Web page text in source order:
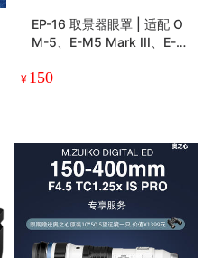
EP-16 取景器眼罩 | 适配 O
M-5、E-M5 Mark III、E-M
V、E-M10 Mark III、E-M1
¥ 150